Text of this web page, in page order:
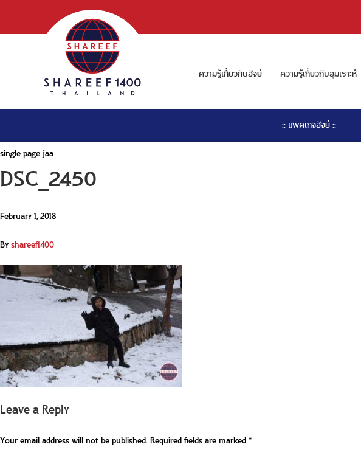
ความรู้เกี่ยวกับฮัจย์ ความรู้เกี่ยวกับอุมเราะห์
:: แพคเกจฮัจย์ ::
single page jaa
DSC_2450
February 1, 2018
Byshareef1400
Leave a Reply
Your email address will not be published.Required fields are marked*